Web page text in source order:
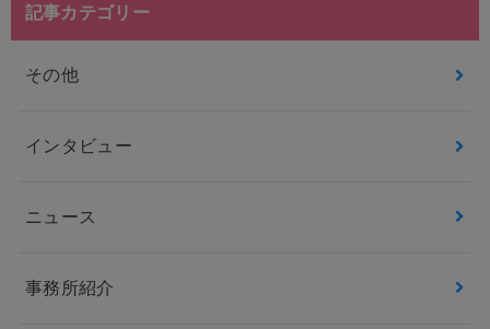
記事カテゴリー
その他
インタビュー
ニュース
事務所紹介